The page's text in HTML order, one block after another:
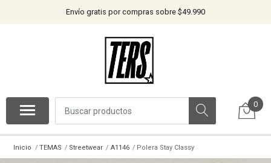
Envío gratis por compras sobre $49.990
0
Inicio TEMAS Streetwear A1146 Polera Stay Classy